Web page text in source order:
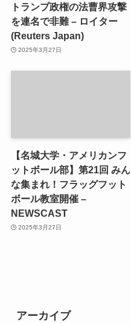
トランプ政権の法曹界攻撃
を連名で非難 – ロイター
(Reuters Japan)
2025年3月27日
【名城大学・アメリカンフ
ットボール部】第21回 みん
な集まれ！フラッグフット
ボール教室開催 –
NEWSCAST
2025年3月27日
アーカイブ